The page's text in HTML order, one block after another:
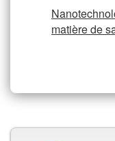
matière de